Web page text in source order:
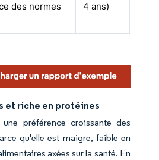
des normes
4 ans)
et riche en protéines
préférence croissante des
qu'elle est maigre, faible en
axées sur la santé. En